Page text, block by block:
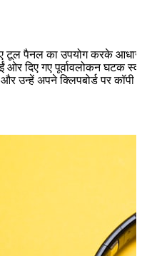
टूल पैनल का उपयोग करके
ओर दिए गए पूर्वावलोकन घटक
उन्हें अपने क्लिपबोर्ड पर कॉपी